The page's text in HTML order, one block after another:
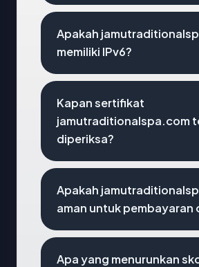
Apakah
memiliki IPv6?
Kapan sertifikat
jamutraditionalspa.com
diperiksa?
Apakah
aman untuk pembayaran
Apa yang menurunkan